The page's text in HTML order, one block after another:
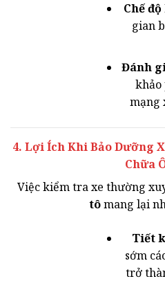
Chế
gian
Đánh
khảo
mạng
4. Lợi Ích Khi Bảo Dưỡng
Chữa
Việc kiểm tra xe thường
tômang lại
Tiết
sớm
trở